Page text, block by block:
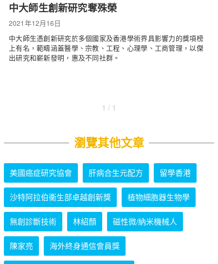
中大師生創新研究奪殊榮
2021年12月16日
中大師生憑創新研究於多個國家及香港學術界具影響力的獎項榜
上有名，範疇涵蓋醫學、宗教、工程、心理學、工商管理，以傑
出研究和嶄新發明，惠及不同社群。
1 / 1
瀏覽其他文章
美國癌症研究協會 肝病合生元配方 留學香港
沙特阿拉伯衞生部卓越創新獎 植物細胞器生物學
無創診斷技術 林紹顏 磁性微/納米機械人
陳家亮 海外終身通信會員獎